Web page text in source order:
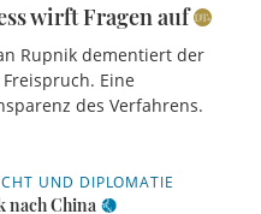
wirft Fragen auf
Rupnik dementiert der
Eine
des Verfahrens.
UND DIPLOMATIE
nach China